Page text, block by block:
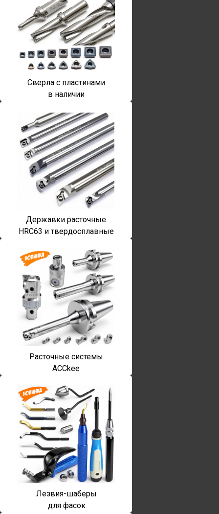
Сверла с пластинами
в наличии
Державки расточные
HRC63 и твердосплавные
Расточные системы
ACCkee
Лезвия-шаберы
для фасок